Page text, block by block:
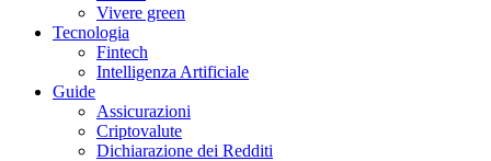
Vivere green
Tecnologia
Fintech
Intelligenza Artificiale
Guide
Assicurazioni
Criptovalute
Dichiarazione dei Redditi